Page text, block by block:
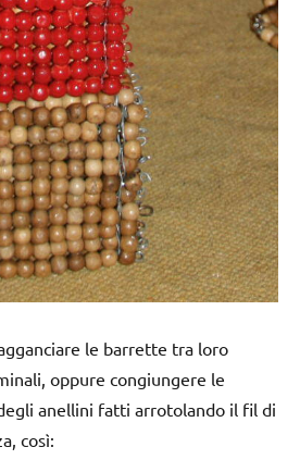
le barrette tra loro
oppure congiungere le
anellini fatti arrotolando il fil di
così: